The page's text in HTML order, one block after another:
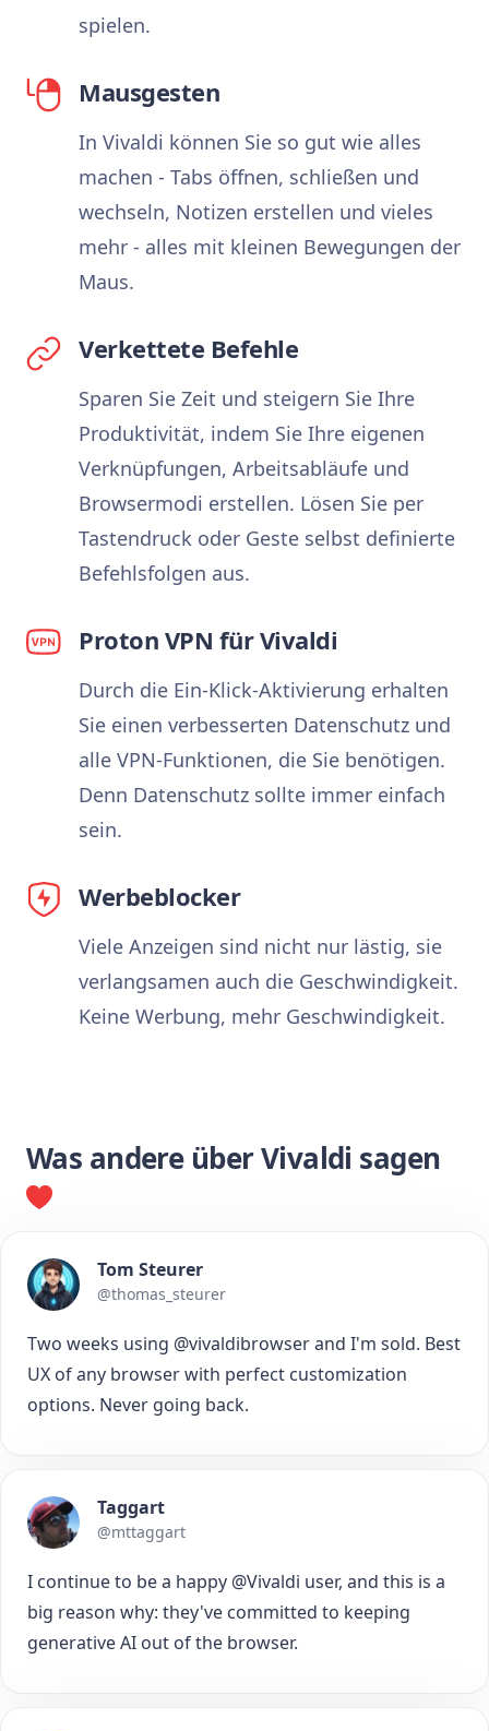
spielen.
Mausgesten
In Vivaldi können Sie so gut wie alles
machen - Tabs öffnen, schließen und
wechseln, Notizen erstellen und vieles
mehr - alles mit kleinen Bewegungen der
Maus.
Verkettete Befehle
Sparen Sie Zeit und steigern Sie Ihre
Produktivität, indem Sie Ihre eigenen
Verknüpfungen, Arbeitsabläufe und
Browsermodi erstellen. Lösen Sie per
Tastendruck oder Geste selbst definierte
Befehlsfolgen aus.
Proton VPN für Vivaldi
Durch die Ein-Klick-Aktivierung erhalten
Sie einen verbesserten Datenschutz und
alle VPN-Funktionen, die Sie benötigen.
Denn Datenschutz sollte immer einfach
sein.
Werbeblocker
Viele Anzeigen sind nicht nur lästig, sie
verlangsamen auch die Geschwindigkeit.
Keine Werbung, mehr Geschwindigkeit.
Was andere über Vivaldi sagen
Tom Steurer
@thomas_steurer
Two weeks using @vivaldibrowser and I'm sold. Best
UX of any browser with perfect customization
options. Never going back.
Taggart
@mttaggart
I continue to be a happy @Vivaldi user, and this is a
big reason why: they've committed to keeping
generative AI out of the browser.